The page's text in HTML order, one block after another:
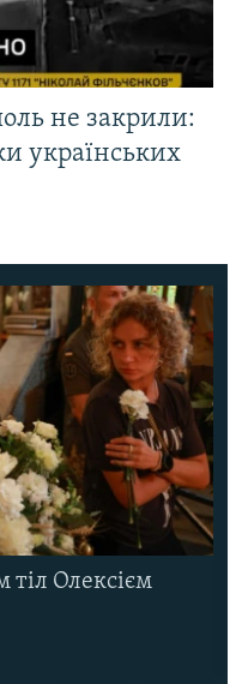
не закрили:
українських
Олексієм